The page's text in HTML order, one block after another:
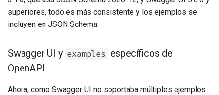
superiores, todo es más consistente y los ejemplos se
incluyen en JSON Schema.
Swagger UI y examples específicos de
OpenAPI
Ahora, como Swagger UI no soportaba múltiples ejemplos